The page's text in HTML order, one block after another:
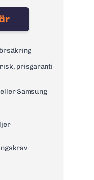
prisgaranti
eller Samsung